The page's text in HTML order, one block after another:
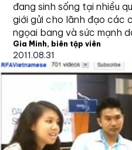
đang sinh sống tại nhiều
giới gửi cho lãnh đạo các
ngọai bang và sức mạnh
Gia Minh, biên tập viên
2011.08.31